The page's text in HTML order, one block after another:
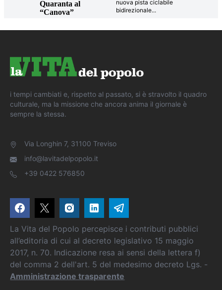
Quaranta al
“Canova”
nuova pista ciclabile
bidirezionale...
i tempi cambiati e, rispetto al passato, si è stravolto il quadro
culturale, ma la missione che ancora anima il giornale è
sempre la stessa.
Via Longhin 7, 31100 Treviso
info@lavitadelpopolo.it
+39 0422 576850
La Vita del Popolo percepisce i contributi pubblici
all’editoria di cui al decreto legislativo 15 maggio
2017, n. 70. Indicazione resa ai sensi della lettera f)
del comma 2 dell'art. 5 del medesimo decreto Lgs. -
Amministrazione trasparente